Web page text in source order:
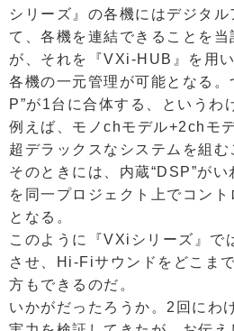
シリーズ』の各機にはデジタ
て、各機を連結できることを当
が、それを『VXi-HUB』を用
各機の一元管理が可能となる。
P”が1台に合体する、というわ
例えば、モノchモデル+2chモ
超デラックスなシステムを組
そのときには、内蔵“DSP”が
を同一プロジェクト上でコン
となる。
このように『VXiシリーズ』で
させ、Hi-Fiサウンドをどこま
方もできるのだ。
いかがだったろうか。2回にわ